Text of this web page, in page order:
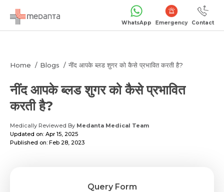
WhatsApp Emergency Contact
Home Blogs नींद आपके ब्लड शुगर को कैसे प्रभावित करती है?
नींद आपके ब्लड शुगर को कैसे प्रभावित
करती है?
Medically Reviewed By Medanta Medical Team
Updated on: Apr 15, 2025
Published on: Feb 28, 2023
Query Form